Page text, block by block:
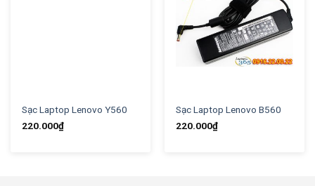
Sạc Laptop Lenovo Y560
220.000₫
Sạc Laptop Lenovo B560
220.000₫